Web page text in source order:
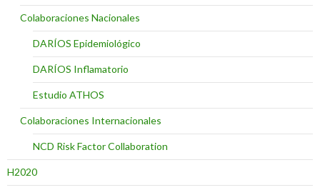
Colaboraciones Nacionales
DARÍOS Epidemiológico
DARÍOS Inflamatorio
Estudio ATHOS
Colaboraciones Internacionales
NCD Risk Factor Collaboration
H2020